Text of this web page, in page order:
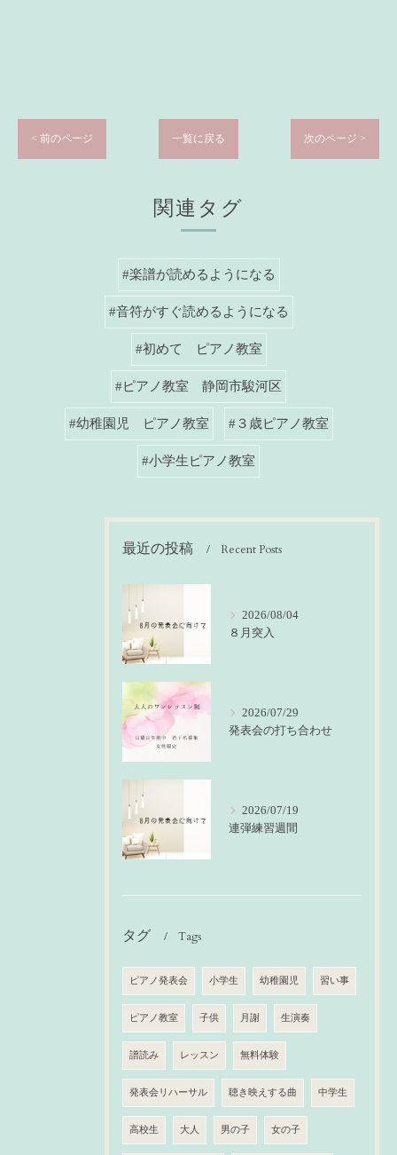
< 前のページ 一覧に戻る 次のページ >
関連タグ
#楽譜が読めるようになる
#音符がすぐ読めるようになる
#初めて ピアノ教室
#ピアノ教室 静岡市駿河区
#幼稚園児 ピアノ教室 #３歳ピアノ教室
#小学生ピアノ教室
最近の投稿 Recent Posts
2026/08/04
８月突入
2026/07/29
発表会の打ち合わせ
2026/07/19
連弾練習週間
タグ Tags
ピアノ発表会 小学生 幼稚園児 習い事
ピアノ教室 子供 月謝 生演奏
譜読み レッスン 無料体験
発表会リハーサル 聴き映えする曲 中学生
高校生 大人 男の子 女の子